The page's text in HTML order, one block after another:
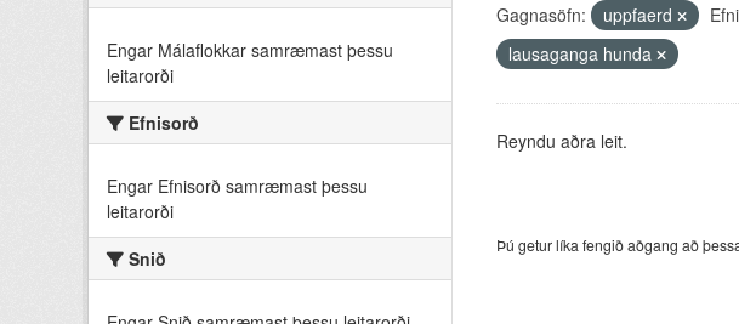
Engar Málaflokkar samræmast þessu
leitarorði
Efnisorð
Engar Efnisorð samræmast þessu
leitarorði
Snið
Gagnasöfn: uppfaerd
lausaganga hunda
Reyndu aðra leit.
Þú getur líka fengið aðgang að